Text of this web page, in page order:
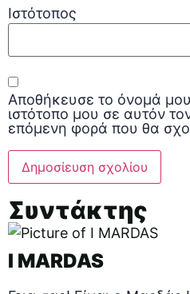
Ιστότοπος
Αποθήκευσε το όνομά
ιστότοπο μου σε αυτόν
επόμενη φορά που θα
Συντάκτης
I MARDAS